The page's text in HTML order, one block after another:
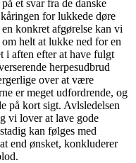
et svar fra de danske
for lukkede døre
konkret afgørelse kan vi
helt at lukke ned for en
i aften efter at have fulgt
herpesudbrud
over at være
er meget udfordrende, og
på kort sigt. Avlsledelsen
vi lover at lave gode
kan følges med
end ønsket, konkluderer